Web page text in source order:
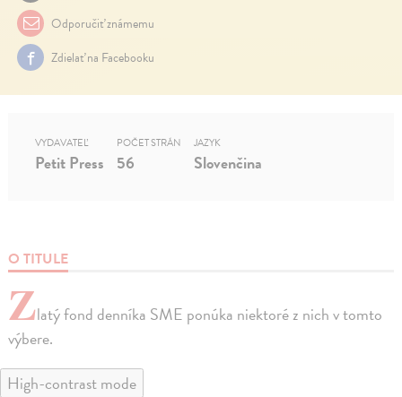
Odporučiť známemu
Zdielať na Facebooku
O TITULE
Zlatý fond denníka SME ponúka niektoré z nich v tomto
výbere.
VYDAVATEĽ
Petit Press
POČET STRÁN
56
JAZYK
Slovenčina
High-contrast mode